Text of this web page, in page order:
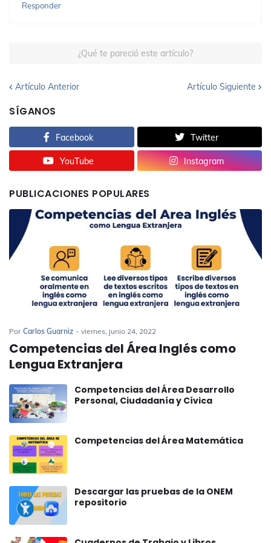
Responder
¿Qué te pareció este artículo?
Artículo Anterior Artículo Siguiente
SÍGANOS
Facebook Twitter
YouTube Instagram
PUBLICACIONES POPULARES
Por Carlos Guarniz - viernes, junio 24, 2022
Competencias del Área Inglés como
Lengua Extranjera
Competencias del Área Desarrollo
Personal, Ciudadanía y Cívica
Competencias del Área Matemática
Descargar las pruebas de la ONEM
repositorio